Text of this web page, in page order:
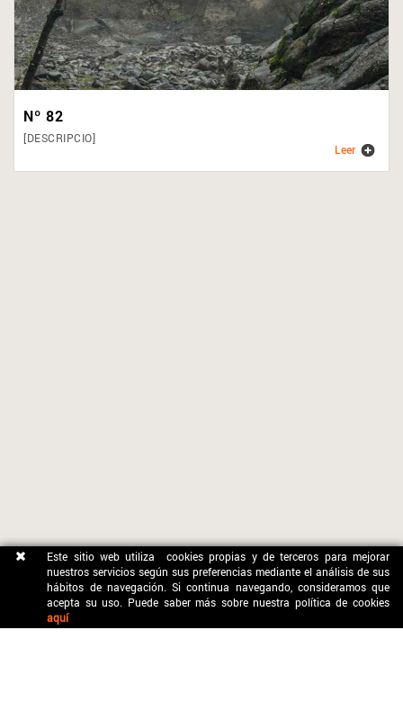
Nº 82
[DESCRIPCIO]
Leer
Este sitio web utiliza cookies propias y de terceros para mejorar
nuestros servicios según sus preferencias mediante el análisis de sus
hábitos de navegación. Si continua navegando, consideramos que
acepta su uso. Puede saber más sobre nuestra política de cookies
aquí